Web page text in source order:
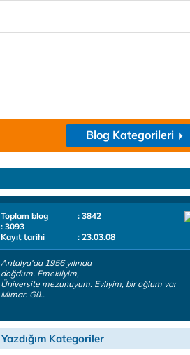
Blog Kategorileri
Toplam blog
: 3842
: 3093
Kayıt tarihi
: 23.03.08
Antalya'da 1956 yılında
doğdum. Emekliyim,
Üniversite mezunuyum. Evliyim, bir oğlum var
Mimar. Gü..
Yazdığım Kategoriler